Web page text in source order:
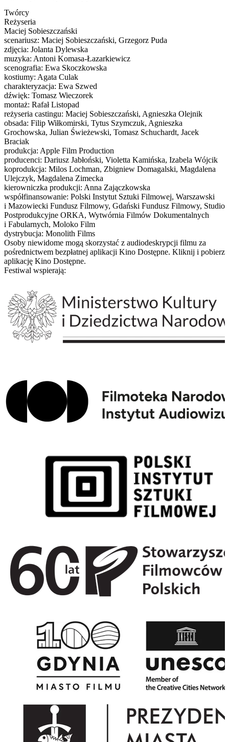
Twórcy
Reżyseria
Maciej Sobieszczański
scenariusz: Maciej Sobieszczański, Grzegorz Puda
zdjęcia: Jolanta Dylewska
muzyka: Antoni Komasa-Łazarkiewicz
scenografia: Ewa Skoczkowska
kostiumy: Agata Culak
charakteryzacja: Ewa Szwed
dźwięk: Tomasz Wieczorek
montaż: Rafał Listopad
reżyseria castingu: Maciej Sobieszczański, Agnieszka Olejnik
obsada: Filip Wiłkomirski, Tytus Szymczuk, Agnieszka
Grochowska, Julian Świeżewski, Tomasz Schuchardt, Jacek
Braciak
produkcja: Apple Film Production
producenci: Dariusz Jabłoński, Violetta Kamińska, Izabela Wójcik
koprodukcja: Milos Lochman, Zbigniew Domagalski, Magdalena
Ulejczyk, Magdalena Zimecka
kierowniczka produkcji: Anna Zajączkowska
współfinansowanie: Polski Instytut Sztuki Filmowej, Warszawski
i Mazowiecki Fundusz Filmowy, Gdański Fundusz Filmowy, Studio
Postprodukcyjne ORKA, Wytwórnia Filmów Dokumentalnych
i Fabularnych, Moloko Film
dystrybucja: Monolith Films
Osoby niewidome mogą skorzystać z audiodeskrypcji filmu za
pośrednictwem bezpłatnej aplikacji Kino Dostępne. Kliknij i pobierz
aplikację Kino Dostępne.
Festiwal wspierają: